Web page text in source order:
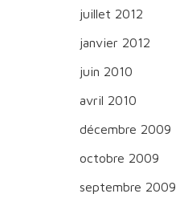
juillet 2012
janvier 2012
juin 2010
avril 2010
décembre 2009
octobre 2009
septembre 2009